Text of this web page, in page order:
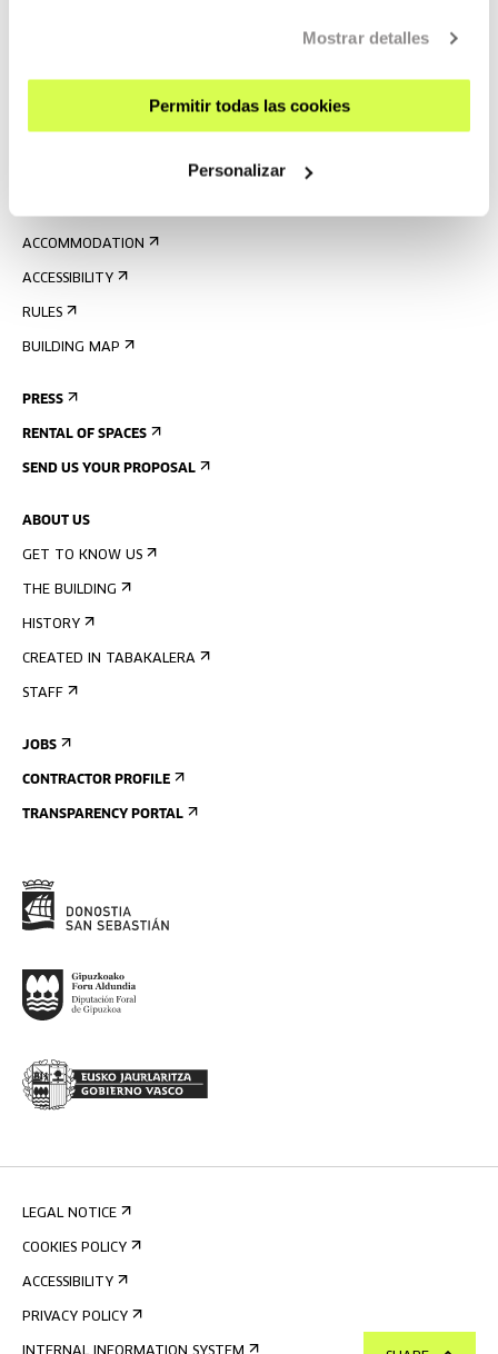
Mostrar detalles
Permitir todas las cookies
Personalizar
ACCOMMODATION
ACCESSIBILITY
RULES
BUILDING MAP
PRESS
RENTAL OF SPACES
SEND US YOUR PROPOSAL
ABOUT US
GET TO KNOW US
THE BUILDING
HISTORY
CREATED IN TABAKALERA
STAFF
JOBS
CONTRACTOR PROFILE
TRANSPARENCY PORTAL
LEGAL NOTICE
COOKIES POLICY
ACCESSIBILITY
PRIVACY POLICY